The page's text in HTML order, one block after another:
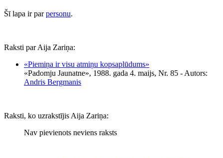
Šī lapa ir parpersonu.
Raksti par Aija Zariņa:
«Piemiņa ir visu atmiņu kopsaplūdums»
«Padomju Jaunatne», 1988. gada 4. maijs, Nr. 85 - Autors:
Andris Bergmanis
Raksti, ko uzrakstījis Aija Zariņa:
Nav pievienots neviens raksts